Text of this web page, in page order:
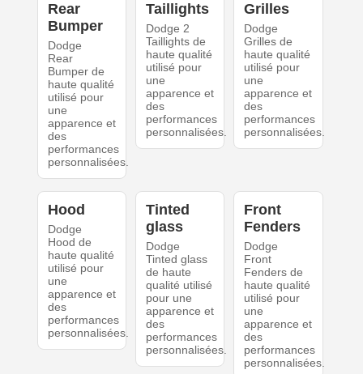
Rear
Bumper
Dodge
Rear
Bumper de
haute qualité
utilisé pour
une
apparence et
des
performances
personnalisées.
Taillights
Dodge 2
Taillights de
haute qualité
utilisé pour
une
apparence et
des
performances
personnalisées.
Grilles
Dodge
Grilles de
haute qualité
utilisé pour
une
apparence et
des
performances
personnalisées.
Hood
Dodge
Hood de
haute qualité
utilisé pour
une
apparence et
des
performances
personnalisées.
Tinted
glass
Dodge
Tinted glass
de haute
qualité utilisé
pour une
apparence et
des
performances
personnalisées.
Front
Fenders
Dodge
Front
Fenders de
haute qualité
utilisé pour
une
apparence et
des
performances
personnalisées.